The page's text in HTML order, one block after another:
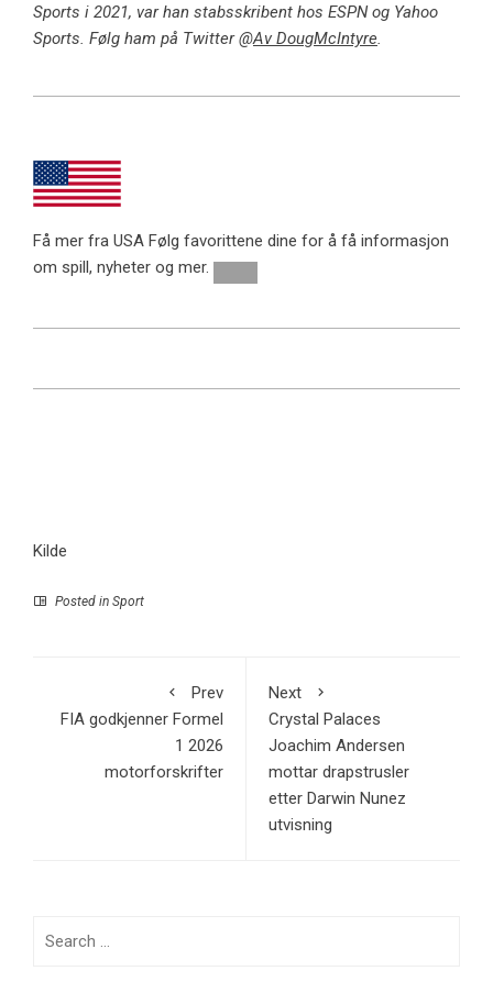
Sports i 2021, var han stabsskribent hos ESPN og Yahoo
Sports. Følg ham på Twitter @Av DougMcIntyre
Få mer fra USA Følg favorittene dine for å få informasjon
om spill, nyheter og mer.
Kilde
Posted in Sport
Prev
FIA godkjenner Formel
1 2026
motorforskrifter
Next
Crystal Palaces
Joachim Andersen
mottar drapstrusler
etter Darwin Nunez
utvisning